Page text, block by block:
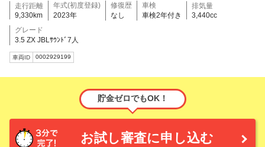
走行距離
9,330km
年式(初度登録)
2023年
修復歴
なし
車検
車検2年付き
排気量
3,440cc
グレード
3.5 ZX JBLｻｳﾝﾄﾞ7人
車両ID 0002929199
貯金ゼロでもOK！
お試し審査に申し込む